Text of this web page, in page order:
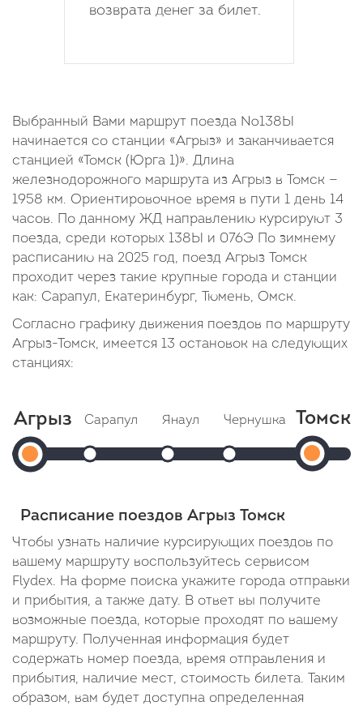
возврата денег за билет.
Выбранный Вами маршрут поезда №138Ы
начинается со станции «Агрыз» и заканчивается
станцией «Томск (Юрга 1)». Длина
железнодорожного маршрута из Агрыз в Томск —
1958 км. Ориентировочное время в пути 1 день 14
часов. По данному ЖД направлению курсируют 3
поезда, среди которых 138Ы и 076Э По зимнему
расписанию на 2025 год, поезд Агрыз Томск
проходит через такие крупные города и станции
как: Сарапул, Екатеринбург, Тюмень, Омск.
Согласно графику движения поездов по маршруту
Агрыз-Томск, имеется 13 остановок на следующих
станциях:
Агрыз
Агрыз
Отправление:
Сарапул
Прибытие: 07:39
Янаул
Прибытие: 11:02
В пути: 4 часа 19 минут
Чернушка
Прибытие: 12:11
Отправление: 12:12
В пути: 5 часов 28
Томск
(Юрга
20:43
В
пути:
день
14
Расписание поездов Агрыз Томск
Чтобы узнать наличие курсирующих поездов по
вашему маршруту воспользуйтесь сервисом
Flydex. На форме поиска укажите города отправки
и прибытия, а также дату. В ответ вы получите
возможные поезда, которые проходят по вашему
маршруту. Полученная информация будет
содержать номер поезда, время отправления и
прибытия, наличие мест, стоимость билета. Таким
образом, вам будет доступна определенная